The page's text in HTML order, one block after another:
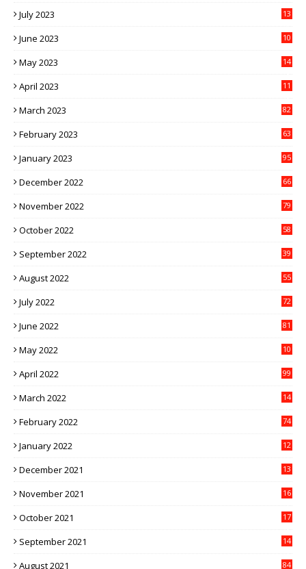
July 2023
13
June 2023
10
May 2023
14
April 2023
11
March 2023 82
February 2023 63
January 2023 95
December 2022 66
November 2022 79
October 2022 58
September 2022 39
August 2022 55
July 2022 72
June 2022 81
May 2022
10
April 2022 99
March 2022
14
February 2022 74
January 2022
12
December 2021
13
November 2021
16
October 2021
17
September 2021
14
August 2021 84